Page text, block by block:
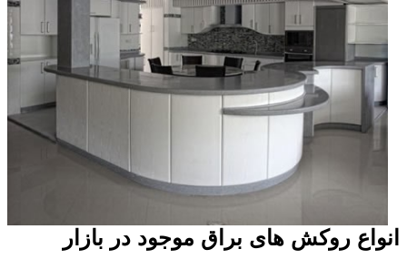
انواع روکش های براق موجود در بازار